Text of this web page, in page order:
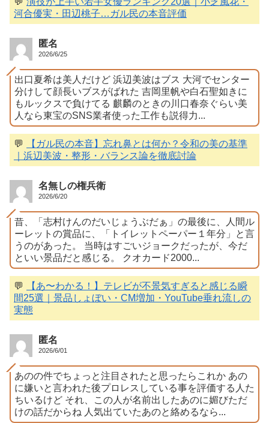
河合優実・田辺桃子…ガル民の本音評価
匿名
2026/6/25
出口夏希は美人だけど 浜辺美波はブス 大河でセンター
分けして顔長いブスがばれた 吉岡里帆や白石聖如きに
もルックスで負けてる 麒麟のときの川口春奈ぐらい美
人なら東宝のSNS業者使った工作も説得力...
💬
【ガル民の本音】忘れ鼻とは何か？令和の美の基準
｜浜辺美波・整形・バランス論を徹底討論
名無しの権兵衛
2026/6/20
昔、「志村けんのだいじょうぶだぁ」の最後に、人間ル
ーレットの賞品に、「トイレットペーパー１年分」と言
うのがあった。 当時はすごいジョークだったが、今だ
といい景品だと感じる。 クオカード2000...
💬
【あ〜わかる！】テレビが不景気すぎると感じる瞬
間25選｜景品しょぼい・CM増加・YouTube垂れ流しの
実態
匿名
2026/6/01
あのの件でちょっと注目されたと思ったらこれか あの
に嫌いと言われた後プロレスしている事を評価する人た
ちいるけど それ、この人が名前出したあのに媚びただ
けの話だからね 人気出ていたあのと絡めるなら...